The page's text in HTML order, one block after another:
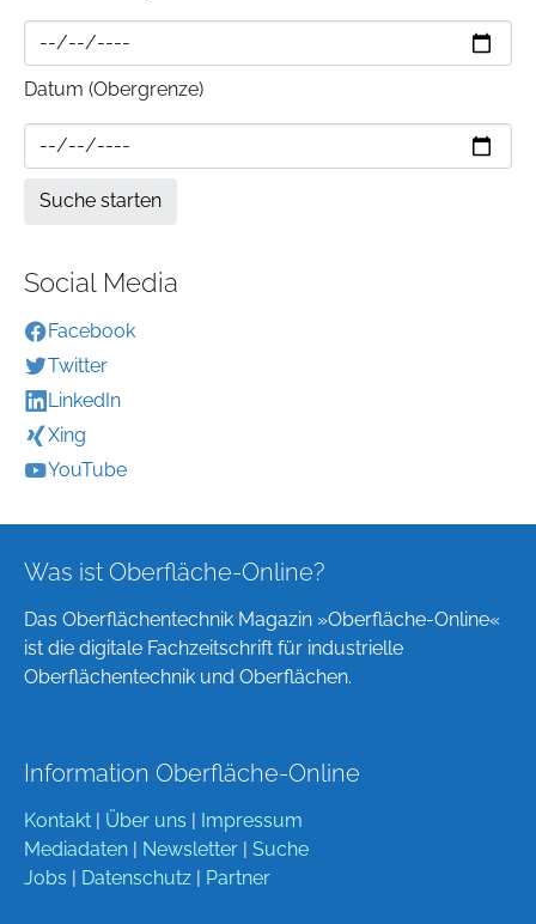
Datum (Obergrenze)
Social Media
Facebook
Twitter
LinkedIn
Xing
YouTube
Was ist Oberfläche-Online?
Das Oberflächentechnik Magazin »Oberfläche-Online«
ist die digitale Fachzeitschrift für industrielle
Oberflächentechnik und Oberflächen.
Information Oberfläche-Online
Kontakt Über uns
Impressum
Mediadaten
Newsletter
Suche
Jobs
Datenschutz Partner